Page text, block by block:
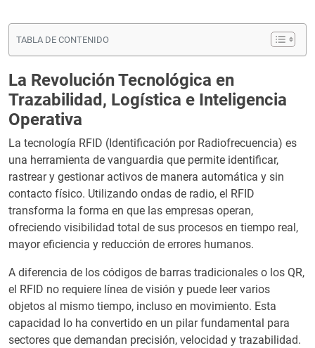
TABLA DE CONTENIDO
La Revolución Tecnológica en
Trazabilidad, Logística e Inteligencia
Operativa
La tecnología RFID (Identificación por Radiofrecuencia) es
una herramienta de vanguardia que permite identificar,
rastrear y gestionar activos de manera automática y sin
contacto físico. Utilizando ondas de radio, el RFID
transforma la forma en que las empresas operan,
ofreciendo visibilidad total de sus procesos en tiempo real,
mayor eficiencia y reducción de errores humanos.
A diferencia de los códigos de barras tradicionales o los QR,
el RFID no requiere línea de visión y puede leer varios
objetos al mismo tiempo, incluso en movimiento. Esta
capacidad lo ha convertido en un pilar fundamental para
sectores que demandan precisión, velocidad y trazabilidad.